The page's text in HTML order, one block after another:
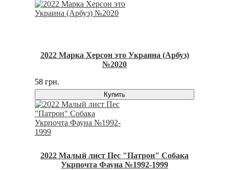
2022 Марка Херсон это Украина (Арбуз)
№2020
58 грн.
Купить
2022 Малый лист Пес "Патрон" Собака
Укрпочта Фауна №1992-1999